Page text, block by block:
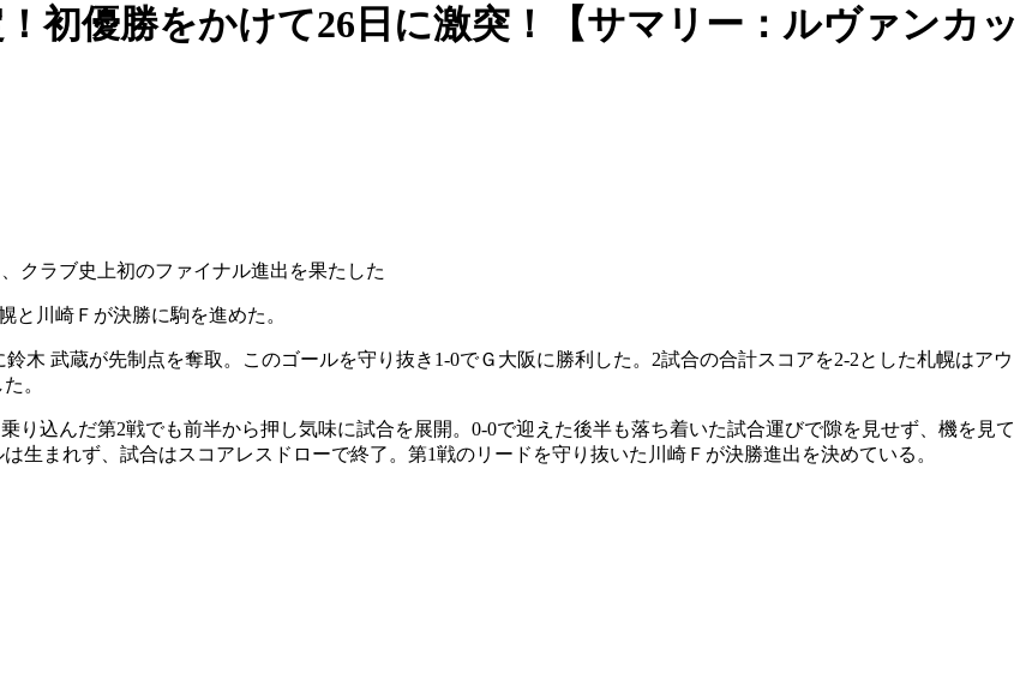
初優勝をかけて26日に激突！【サマリー：ルヴァンカッ
クラブ史上初のファイナル進出を果たした
と川崎Ｆが決勝に駒を進めた。
木 武蔵が先制点を奪取。このゴールを守り抜き1-0でＧ大阪に勝利した。2試合の合計スコアを2-2とした札幌はアウ
。
り込んだ第2戦でも前半から押し気味に試合を展開。0-0で迎えた後半も落ち着いた試合運びで隙を見せず、機を見て
生まれず、試合はスコアレスドローで終了。第1戦のリードを守り抜いた川崎Ｆが決勝進出を決めている。